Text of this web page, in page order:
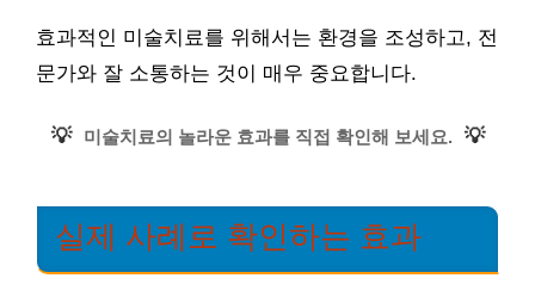
효과적인 미술치료를 위해서는 환경을 조성하고, 전
문가와 잘 소통하는 것이 매우 중요합니다.
💡 미술치료의 놀라운 효과를 직접 확인해 보세요. 💡
실제 사례로 확인하는 효과